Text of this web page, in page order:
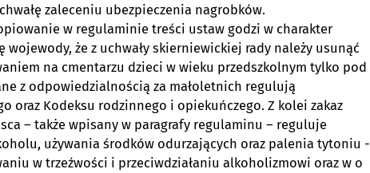
zaleceniu ubezpieczenia nagrobków.
w regulaminie treści ustaw godzi w charakter
że z uchwały skierniewickiej rady należy usunąć
na cmentarzu dzieci w wieku przedszkolnym tylko pod
z odpowiedzialnością za małoletnich regulują
oraz Kodeksu rodzinnego i opiekuńczego. Z kolei zakaz
– także wpisany w paragrafy regulaminu – reguluje
używania środków odurzających oraz palenia tytoniu -
w trzeźwości i przeciwdziałaniu alkoholizmowi oraz w o